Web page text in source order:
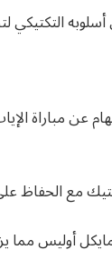
التكتيكي
عن مباراة
مع الحفاظ
أوليس مما